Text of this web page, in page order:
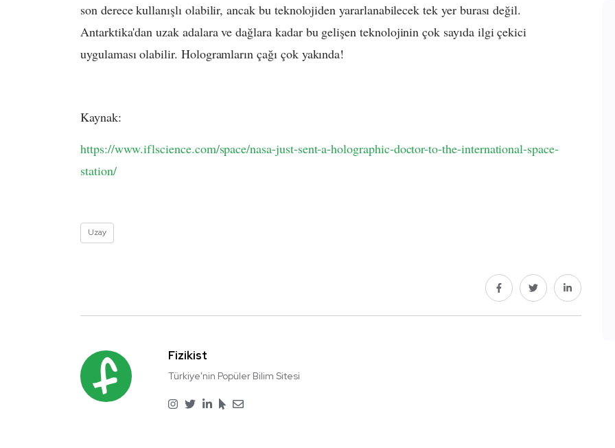
son derece kullanışlı olabilir, ancak bu teknolojiden yararlanabilecek tek yer burası değil.
Antarktika'dan uzak adalara ve dağlara kadar bu gelişen teknolojinin çok sayıda ilgi çekici
uygulaması olabilir. Hologramların çağı çok yakında!
Kaynak:
https://www.iflscience.com/space/nasa-just-sent-a-holographic-doctor-to-the-international-space-
station/
Uzay
Fizikist
Türkiye'nin Popüler Bilim Sitesi